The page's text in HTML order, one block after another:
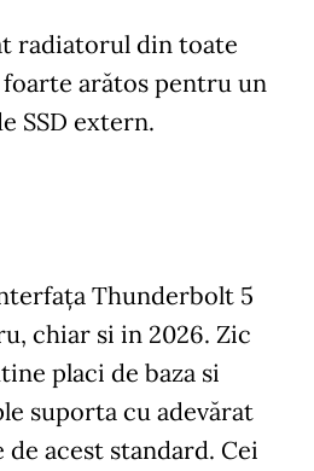
radiatorul din toate
arătos pentru un
SSD extern.
Thunderbolt 5
chiar si in 2026. Zic
placi de baza si
suporta cu adevărat
acest standard. Cei